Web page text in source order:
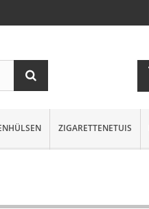
ZIGARETTENETUIS